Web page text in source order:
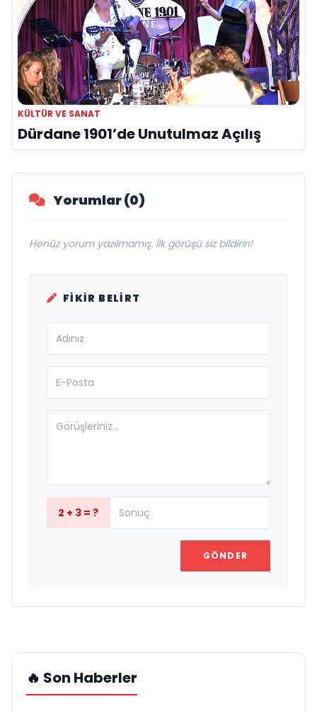
KÜLTÜR VE SANAT
Dürdane 1901’de Unutulmaz Açılış
Yorumlar (0)
Henüz yorum yazılmamış. İlk görüşü siz bildirin!
FIKIR BELIRT
2 + 3 = ?
GÖNDER
🔥 Son Haberler